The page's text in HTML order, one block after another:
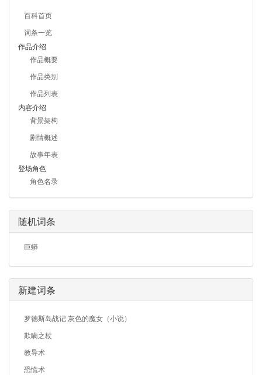
百科首页
词条一览
作品介绍
作品概要
作品类别
作品列表
内容介绍
背景架构
剧情概述
故事年表
登场角色
角色名录
随机词条
巨蟒
新建词条
罗德斯岛战记 灰色的魔女（小说）
欺瞒之杖
教导术
恐慌术